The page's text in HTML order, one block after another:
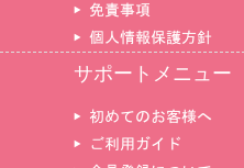
▶ 免責事項
▶ 個人情報保護方針
サポートメニュー
▶ 初めてのお客様へ
▶ ご利用ガイド